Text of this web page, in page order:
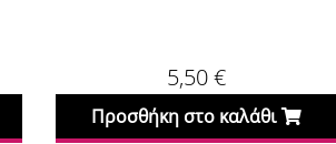
5,50€
Προσθήκη στο καλάθι